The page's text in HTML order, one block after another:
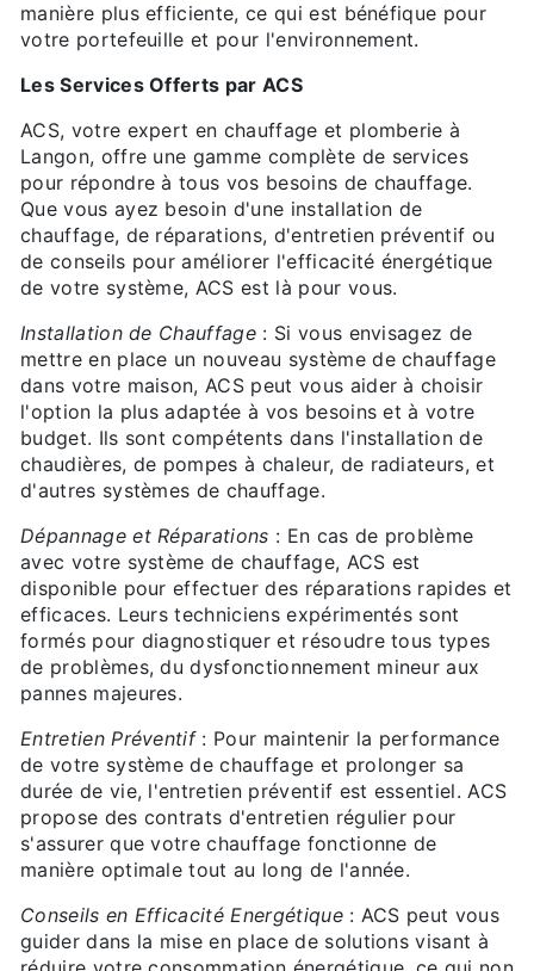
manière plus efficiente, ce qui est bénéfique pour
votre portefeuille et pour l'environnement.
Les Services Offerts par ACS
ACS, votre expert en chauffage et plomberie à
Langon, offre une gamme complète de services
pour répondre à tous vos besoins de chauffage.
Que vous ayez besoin d'une installation de
chauffage, de réparations, d'entretien préventif ou
de conseils pour améliorer l'efficacité énergétique
de votre système, ACS est là pour vous.
Installation de Chauffage : Si vous envisagez de
mettre en place un nouveau système de chauffage
dans votre maison, ACS peut vous aider à choisir
l'option la plus adaptée à vos besoins et à votre
budget. Ils sont compétents dans l'installation de
chaudières, de pompes à chaleur, de radiateurs, et
d'autres systèmes de chauffage.
Dépannage et Réparations : En cas de problème
avec votre système de chauffage, ACS est
disponible pour effectuer des réparations rapides et
efficaces. Leurs techniciens expérimentés sont
formés pour diagnostiquer et résoudre tous types
de problèmes, du dysfonctionnement mineur aux
pannes majeures.
Entretien Préventif: Pour maintenir la performance
de votre système de chauffage et prolonger sa
durée de vie, l'entretien préventif est essentiel. ACS
propose des contrats d'entretien régulier pour
s'assurer que votre chauffage fonctionne de
manière optimale tout au long de l'année.
Conseils en Efficacité Energétique: ACS peut vous
guider dans la mise en place de solutions visant à